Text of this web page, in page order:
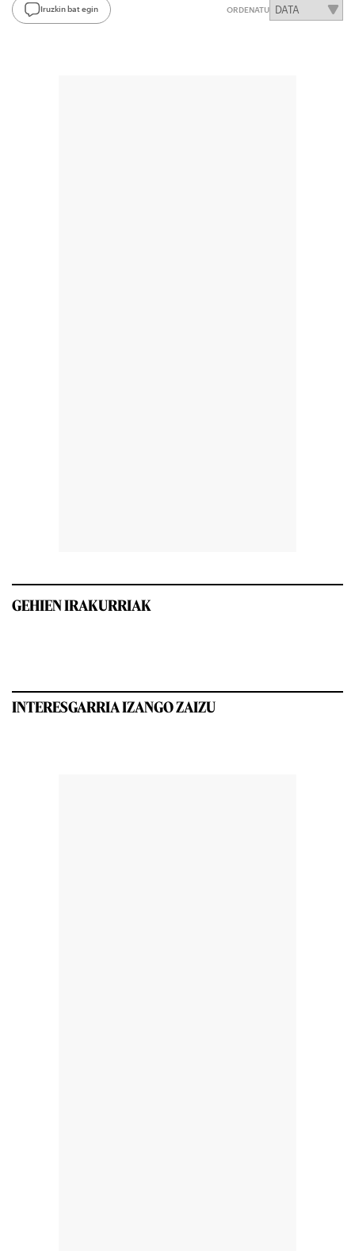
Iruzkin bat egin ORDENATU
GEHIEN IRAKURRIAK
INTERESGARRIA IZANGO ZAIZU